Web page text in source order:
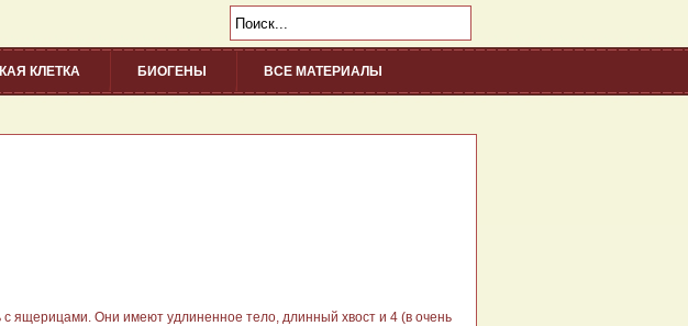
КЛЕТКА БИОГЕНЫ ВСЕ МАТЕРИАЛЫ
ящерицами. Они имеют удлиненное тело, длинный хвост и 4 (в очень